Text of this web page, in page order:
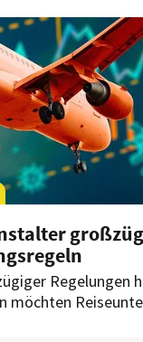
Aufpreis
Regelungen
möchten